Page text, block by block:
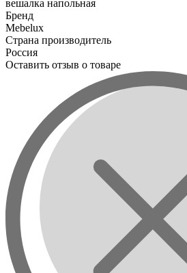
вешалка напольная
Бренд
Mebelux
Страна производитель
Россия
Оставить отзыв о товаре